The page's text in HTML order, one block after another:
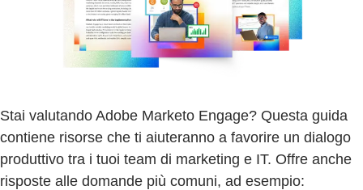
Stai valutando Adobe Marketo Engage? Questa guida
contiene risorse che ti aiuteranno a favorire un dialogo
produttivo tra i tuoi team di marketing e IT. Offre anche
risposte alle domande più comuni, ad esempio: